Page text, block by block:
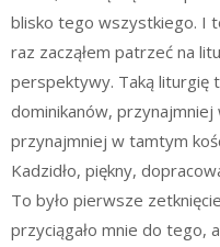
blisko tego wszystkiego. I
raz zacząłem patrzeć na
perspektywy. Taką liturgię
dominikanów,
przynajmniej w tamtym
Kadzidło, piękny,
To było pierwsze
przyciągało mnie do tego,